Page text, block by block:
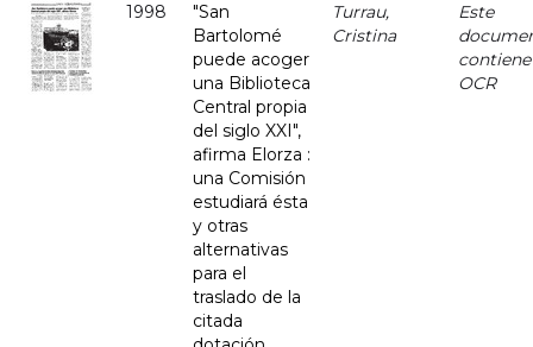
1998
"San
Bartolomé
puede acoger
una Biblioteca
Central propia
del siglo XXI",
afirma Elorza :
una Comisión
estudiará ésta
y otras
alternativas
para el
traslado de la
citada
Turrau,
Cristina
Este
contiene
OCR